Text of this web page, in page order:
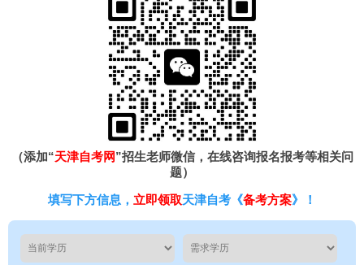
（添加“天津自考网”招生老师微信，在线咨询报名报考等相关问
题）
填写下方信息， 立即领取天津自考《备考方案》！